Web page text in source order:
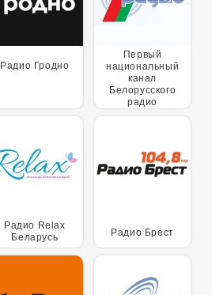
Радио Гродно
Первый
национальный
канал
Белорусского
радио
Радио Relax
Беларусь
Радио Брест